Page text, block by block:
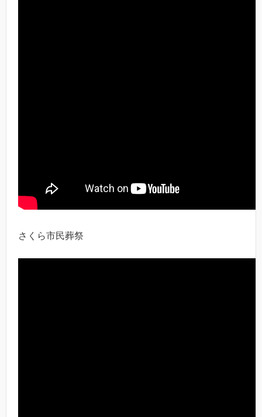
さくら市民葬祭